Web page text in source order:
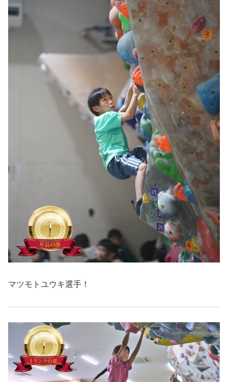
マツモトユウキ選手！